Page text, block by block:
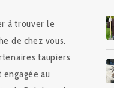
à trouver le
de chez vous.
taupiers
au